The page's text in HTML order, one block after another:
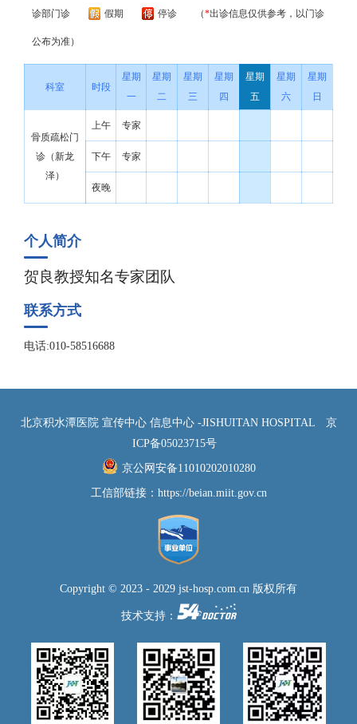
诊部门诊 假期 停诊 （*出诊信息仅供参考，以门诊
公布为准）
科室 时段
星期
一
星期
二
星期
三
星期
四
星期
五
星期
六
星期
日
骨质疏松门
诊（新龙
泽）
上午 专家
下午 专家
夜晚
个人简介
贺良教授知名专家团队
联系方式
电话:010-58516688
北京积水潭医院 宣传中心 信息中心 -JISHUITAN HOSPITAL
京
ICP备05023715号
京公网安备11010202010280
工信部链接： https://beian.miit.gov.cn
Copyright © 2023 - 2029 jst-hosp.com.cn 版权所有
技术支持：